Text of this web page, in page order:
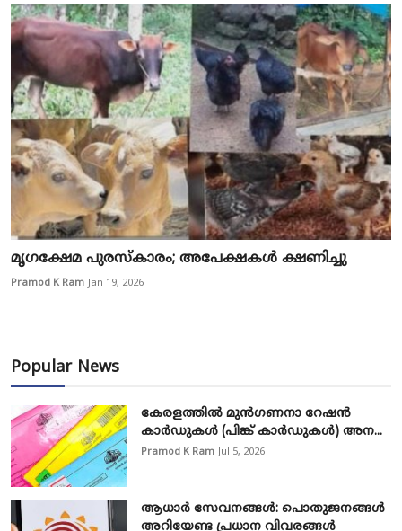
മൃഗക്ഷേമ പുരസ്കാരം; അപേക്ഷകൾ ക്ഷണിച്ചു
Pramod K Ram Jan 19, 2026
Popular News
കേരളത്തിൽ മുൻഗണനാ റേഷൻ
കാർഡുകൾ (പിങ്ക് കാർഡുകൾ) അന...
Pramod K Ram Jul 5, 2026
ആധാർ സേവനങ്ങൾ: പൊതുജനങ്ങൾ
അറിയേണ്ട പ്രധാന വിവരങ്ങൾ